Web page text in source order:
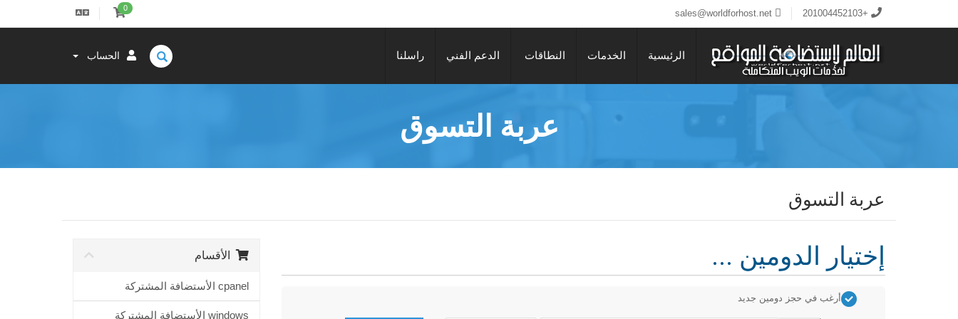
+201004452103
sales@worldforhost.net
0
الحساب الرئيسية الخدمات النطاقات الدعم الفني راسلنا
عربة التسوق
عربة التسوق
الأقسام
cpanel الأستضافة المشتركة
windows الأستضافة المشتركة
إختيار الدومين ...
أرغب في حجز دومين جديد